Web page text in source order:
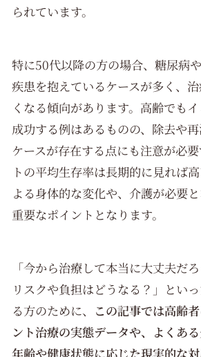
られています。
特に50代以降の方の場合、糖尿病
疾患を抱えているケースが多く、
くなる傾向があります。高齢でも
成功する例はあるものの、除去や
ケースが存在する点にも注意が必
トの平均生存率は長期的に見れば
よる身体的な変化や、介護が必要
重要なポイントとなります。
「今から治療して本当に大丈夫だ
リスクや負担はどうなる？」とい
る方のために、
この記事では高齢
ント治療の実態データや、よくある
年齢や健康状態に応じた現実的な